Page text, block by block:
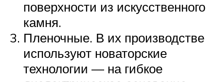
поверхности из искусственного
камня.
Пленочные. В их производстве
используют новаторские
технологии — на гибкое